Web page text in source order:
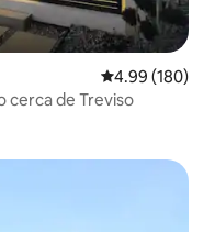
Calificación
4.99 (180)
cerca de Treviso